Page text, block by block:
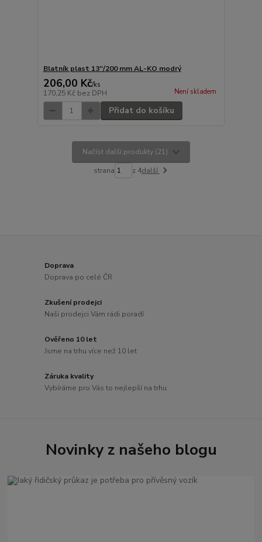
Blatník plast 13''/200 mm AL-KO modrý
206,00 Kč/ks
170,25 Kč bez DPH Není skladem
Přidat do košíku
Načíst další produkty (21)
strana z 4další
Doprava
Doprava po celé ČR
Zkušení prodejci
Naši prodejci Vám rádi poradí
Ověřeno 10 let
Jsme na trhu více než 10 let
Záruka kvality
Vybíráme pro Vás to nejlepší na trhu
Novinky z našeho blogu